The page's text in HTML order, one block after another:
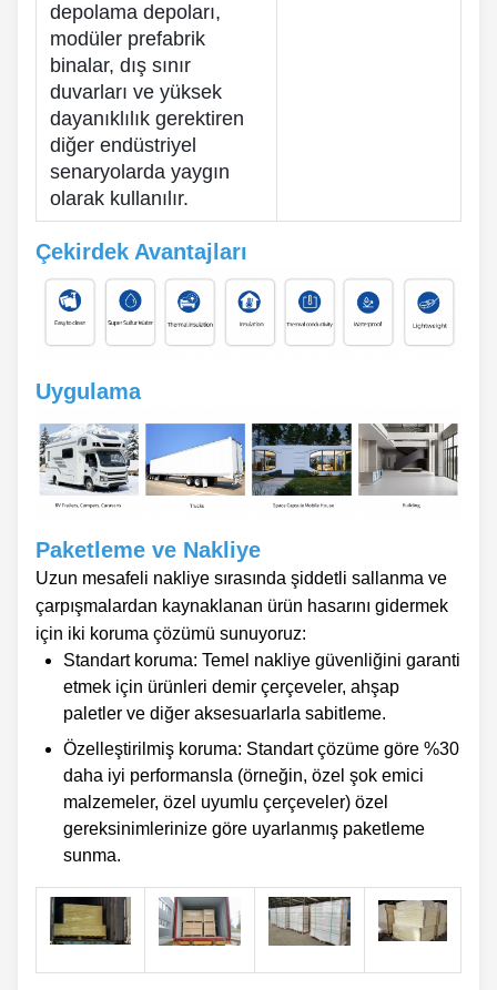
depolama depoları,
modüler prefabrik
binalar, dış sınır
duvarları ve yüksek
dayanıklılık gerektiren
diğer endüstriyel
senaryolarda yaygın
olarak kullanılır.
Çekirdek Avantajları
Uygulama
Paketleme ve Nakliye
Uzun mesafeli nakliye sırasında şiddetli sallanma ve
çarpışmalardan kaynaklanan ürün hasarını gidermek
için iki koruma çözümü sunuyoruz:
Standart koruma: Temel nakliye güvenliğini garanti
etmek için ürünleri demir çerçeveler, ahşap
paletler ve diğer aksesuarlarla sabitleme.
Özelleştirilmiş koruma: Standart çözüme göre %30
daha iyi performansla (örneğin, özel şok emici
malzemeler, özel uyumlu çerçeveler) özel
gereksinimlerinize göre uyarlanmış paketleme
sunma.